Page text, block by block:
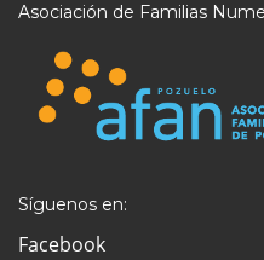
Asociación de Familias
Síguenos en:
Facebook